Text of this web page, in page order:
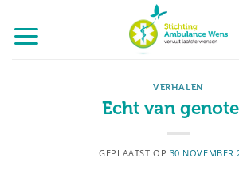
naar
inhoud
VERHALEN
Echt van
GEPLAATST OP 30 NOVEMBER